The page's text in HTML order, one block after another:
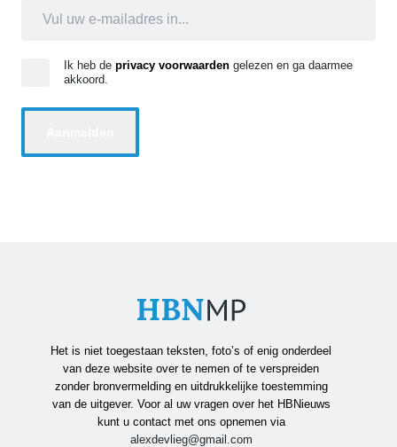
Ik heb de privacy voorwaarden gelezen en ga daarmee
akkoord.
Het is niet toegestaan teksten, foto’s of enig onderdeel
van deze website over te nemen of te verspreiden
zonder bronvermelding en uitdrukkelijke toestemming
van de uitgever. Voor al uw vragen over het HBNieuws
kunt u contact met ons opnemen via
alexdevlieg@gmail.com